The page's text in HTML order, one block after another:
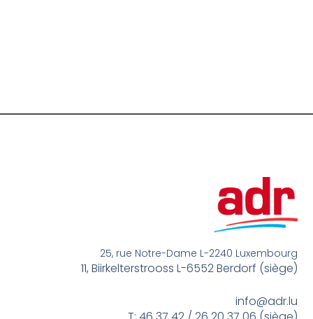
25, rue Notre-Dame L-2240 Luxembourg
11, Biirkelterstrooss L-6552 Berdorf (siège)
info@adr.lu